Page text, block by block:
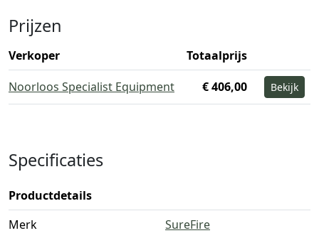
Prijzen
Verkoper
Totaalprijs
Noorloos Specialist Equipment
€ 406,00 Bekijk
Specificaties
Productdetails
Merk
SureFire